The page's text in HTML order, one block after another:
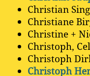
Christian
Christiane
Christine +
Christoph,
Christoph
Christoph